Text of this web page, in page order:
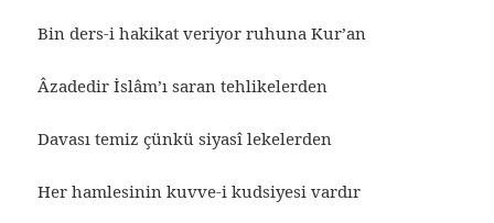
Bin ders-i hakikat veriyor ruhuna Kur’an
Âzadedir İslâm’ı saran tehlikelerden
Davası temiz çünkü siyasî lekelerden
Her hamlesinin kuvve-i kudsiyesi vardır